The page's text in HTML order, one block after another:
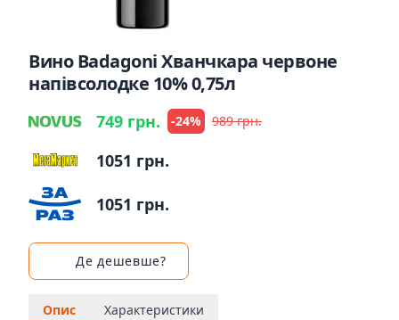
Вино Badagoni Хванчкара червоне
напівсолодке 10% 0,75л
749 грн. -24% 989 грн.
1051 грн.
1051 грн.
Де дешевше?
Опис Характеристики